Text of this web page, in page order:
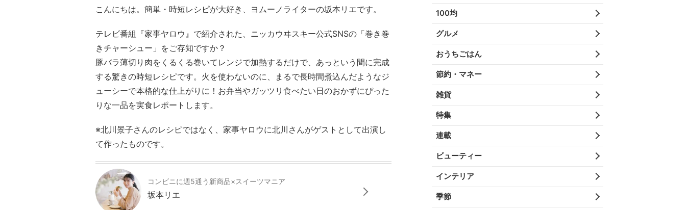
こんにちは。簡単・時短レシピが大好き、ヨムーノライターの坂本リエです。
テレビ番組『家事ヤロウ』で紹介された、ニッカウヰスキー公式SNSの「巻き巻
きチャーシュー」をご存知ですか？
豚バラ薄切り肉をくるくる巻いてレンジで加熱するだけで、あっという間に完成
する驚きの時短レシピです。火を使わないのに、まるで長時間煮込んだようなジ
ューシーで本格的な仕上がりに！お弁当やガッツリ食べたい日のおかずにぴった
りな一品を実食レポートします。
※北川景子さんのレシピではなく、家事ヤロウに北川さんがゲストとして出演し
て作ったものです。
コンビニに週5通う新商品×スイーツマニア
坂本リエ
100均
グルメ
おうちごはん
節約・マネー
雑貨
特集
連載
ビューティー
インテリア
季節